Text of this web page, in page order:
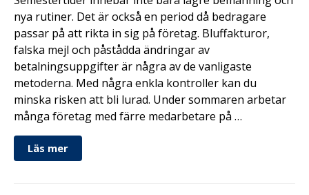
nya rutiner. Det är också en period då bedragare
passar på att rikta in sig på företag. Bluffakturor,
falska mejl och påstådda ändringar av
betalningsuppgifter är några av de vanligaste
metoderna. Med några enkla kontroller kan du
minska risken att bli lurad. Under sommaren arbetar
många företag med färre medarbetare på …
Läs mer